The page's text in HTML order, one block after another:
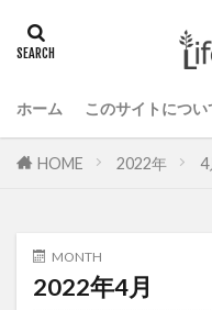
ホーム このサイトについ
HOME 2022年 4
MONTH
2022年4月